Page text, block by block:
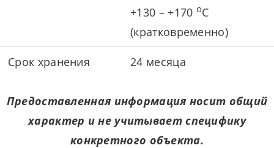
+130 – +170 оС
(кратковременно)
Срок хранения 24 месяца
Предоставленная информация носит общий
характер и не учитывает специфику
конкретного объекта.